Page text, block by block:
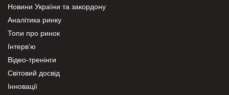
Новини України та закордону
Аналітика ринку
Топи про ринок
Інтерв’ю
Відео-тренінги
Світовий досвід
Інновації